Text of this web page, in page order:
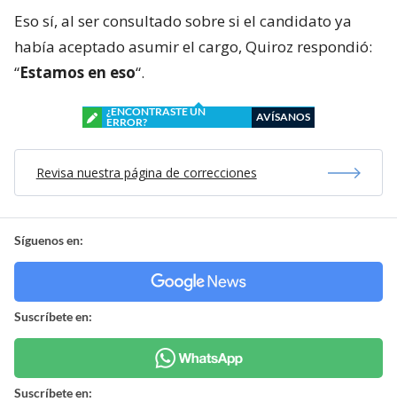
Eso sí, al ser consultado sobre si el candidato ya
había aceptado asumir el cargo, Quiroz respondió:
“Estamos en eso“.
¿ENCONTRASTE UN
ERROR?
AVÍSANOS
Revisa nuestra página de correcciones
Síguenos en:
Suscríbete en:
Suscríbete en: